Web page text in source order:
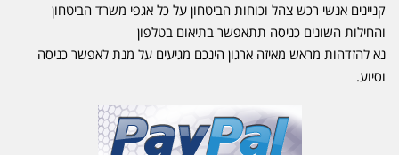
קניינים אנשי רכש צהל וכוחות הביטחון על כל אגפי משרד הביטחון
והחילות השונים כניסה תתאפשר בתיאום בטלפון
נא להזדהות מראש מאיזה ארגון הינכם מגיעים על מנת לאפשר כניסה
וסיוע.